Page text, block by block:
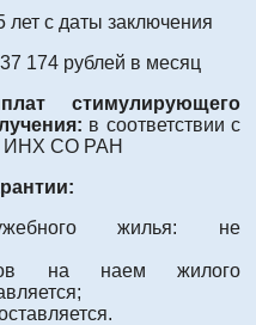
лет с даты заключения
37 174 рублей в месяц
стимулирующего
в соответствии с
ИНХ СО РАН
жилья: не
на наем жилого